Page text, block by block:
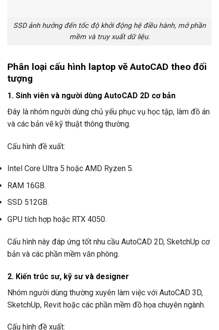
SSD ảnh hưởng đến tốc độ khởi động hệ điều hành, mở phần
mềm và truy xuất dữ liệu.
Phân loại cấu hình laptop vẽ AutoCAD theo đối
tượng
1. Sinh viên và người dùng AutoCAD 2D cơ bản
Đây là nhóm người dùng chủ yếu phục vụ học tập, làm đồ án
và các bản vẽ kỹ thuật thông thường.
Cấu hình đề xuất:
Intel Core Ultra 5 hoặc AMD Ryzen 5.
RAM 16GB.
SSD 512GB.
GPU tích hợp hoặc RTX 4050.
Cấu hình này đáp ứng tốt nhu cầu AutoCAD 2D, SketchUp cơ
bản và các phần mềm văn phòng.
2. Kiến trúc sư, kỹ sư và designer
Nhóm người dùng thường xuyên làm việc với AutoCAD 3D,
SketchUp, Revit hoặc các phần mềm đồ họa chuyên ngành.
Cấu hình đề xuất: